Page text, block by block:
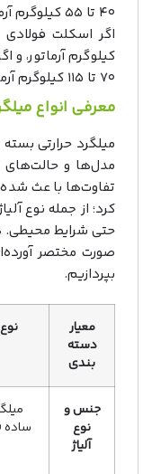
کیلوگرم آرماتور، و
معرفی انواع
میلگرد حرارتی بسته
مدل‌ها و حالت‌های
تفاوت‌ها باعث شده
کرد؛ از جمله نوع
حتی شرایط محیطی. در
صورت مختصر
بپردازیم.
معیار
دسته‌
بندی
نوع ۱
جنس و
نوع
آلیاژ
میلگرد
ساده (A1)